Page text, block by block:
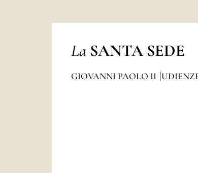
La SANTA SEDE
GIOVANNI PAOLO II